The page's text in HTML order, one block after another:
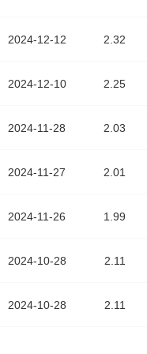
2024-12-12
2024-12-10
2024-11-28
2024-11-27
2024-11-26
2024-10-28
2024-10-28
2.32
2.25
2.03
2.01
1.99
2.11
2.11